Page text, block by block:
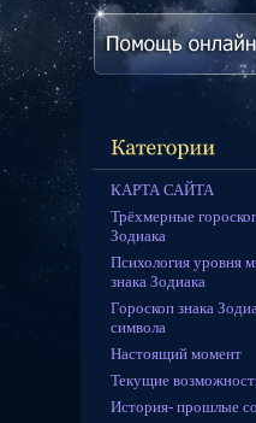
КАРТА САЙТА
Трёхмерные
Зодиака
Психология уровня
знака Зодиака
Гороскоп знака
символа
Настоящий момент
Текущие
История- прошлые